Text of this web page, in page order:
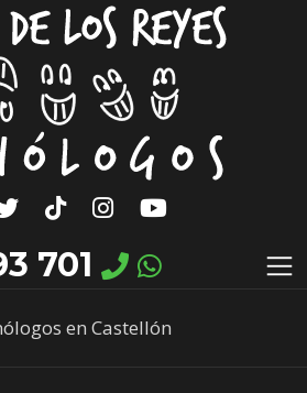
701
en Castellón